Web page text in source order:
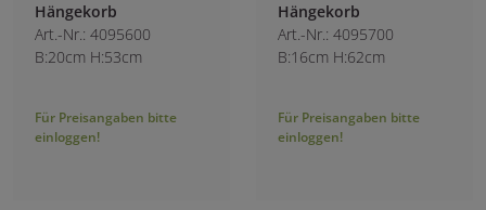
Hängekorb
Art.-Nr.: 4095600
B:20cm H:53cm
Für Preisangaben bitte
einloggen!
Hängekorb
Art.-Nr.: 4095700
B:16cm H:62cm
Für Preisangaben bitte
einloggen!